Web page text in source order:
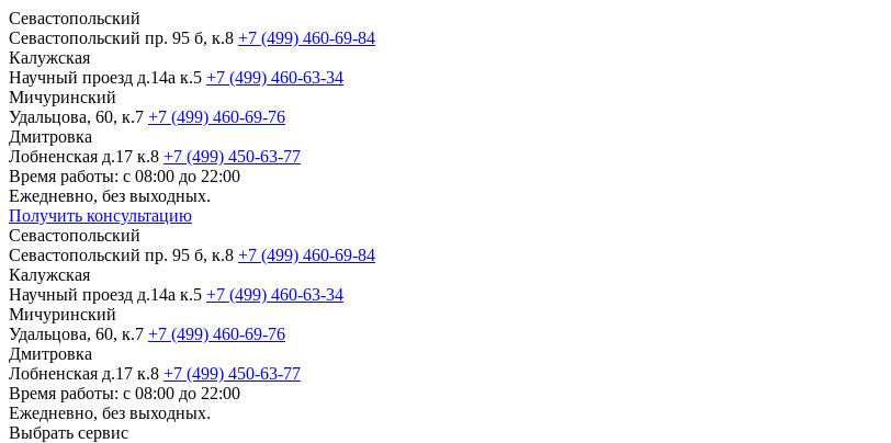
Севастопольский
Севастопольский пр. 95 б, к.8 +7 (499) 460-69-84
Калужская
Научный проезд д.14а к.5 +7 (499) 460-63-34
Мичуринский
Удальцова, 60, к.7 +7 (499) 460-69-76
Дмитровка
Лобненская д.17 к.8 +7 (499) 450-63-77
Время работы: с 08:00 до 22:00
Ежедневно, без выходных.
Получить консультацию
Севастопольский
Севастопольский пр. 95 б, к.8 +7 (499) 460-69-84
Калужская
Научный проезд д.14а к.5 +7 (499) 460-63-34
Мичуринский
Удальцова, 60, к.7 +7 (499) 460-69-76
Дмитровка
Лобненская д.17 к.8 +7 (499) 450-63-77
Время работы: с 08:00 до 22:00
Ежедневно, без выходных.
Выбрать сервис